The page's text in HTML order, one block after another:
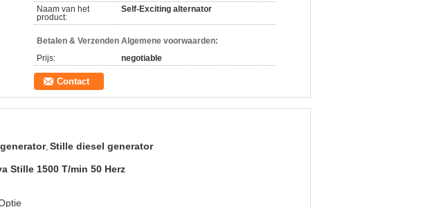
Naam van het
product:
Self-Exciting alternator
Betalen & Verzenden Algemene voorwaarden:
Prijs:
negotiable
Contact
, Stille diesel generator
Stille 1500 T/min 50 Herz